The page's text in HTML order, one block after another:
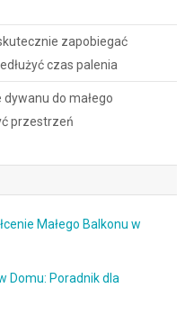
zapobiegać
czas palenia
do małego
przestrzeń
Małego Balkonu w
Domu: Poradnik dla